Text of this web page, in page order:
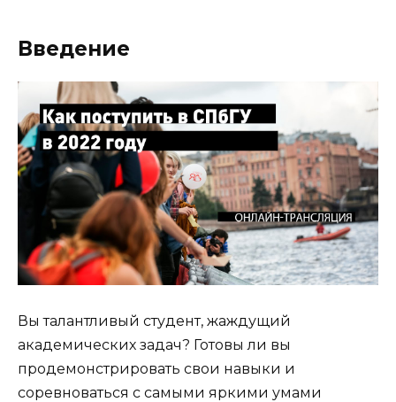
Введение
Вы талантливый студент, жаждущий
академических задач? Готовы ли вы
продемонстрировать свои навыки и
соревноваться с самыми яркими умами